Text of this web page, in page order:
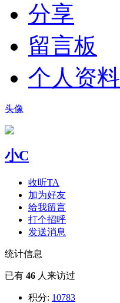
分享
留言板
个人资料
头像
小C
收听TA
加为好友
给我留言
打个招呼
发送消息
统计信息
已有 46 人来访过
积分: 10783